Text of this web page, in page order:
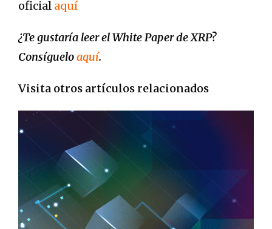
oficial aquí
¿Te gustaría leer el White Paper de XRP?
Consígueloaquí.
Visita otros artículos relacionados